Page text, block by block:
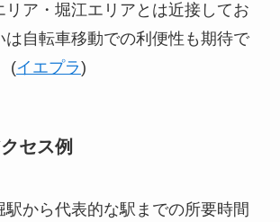
リア・堀江エリアとは近接してお
は自転車移動での利便性も期待で
(イエプラ)
セス例
駅から代表的な駅までの所要時間